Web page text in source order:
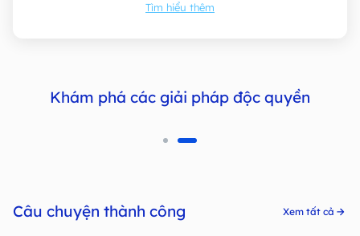
Tìm hiểu thêm
Khám phá các giải pháp độc quyền
Câu chuyện thành công Xem tất cả